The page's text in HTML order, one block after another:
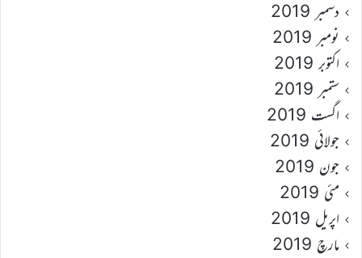
دسمبر 2019
نومبر 2019
اکتوبر 2019
ستمبر 2019
اگست 2019
جولائی 2019
جون 2019
مئی 2019
اپریل 2019
مارچ 2019